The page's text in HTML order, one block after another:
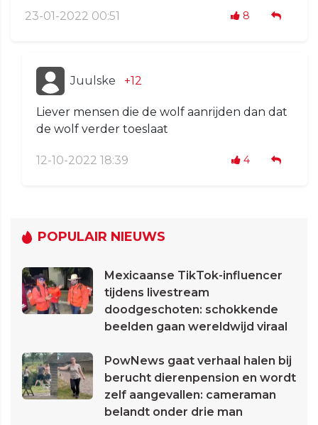
23-01-2022 00:51 8
Juulske +12
Liever mensen die de wolf aanrijden dan dat
de wolf verder toeslaat
12-10-2022 18:39 4
POPULAIR NIEUWS
Mexicaanse TikTok-influencer
tijdens livestream
doodgeschoten: schokkende
beelden gaan wereldwijd viraal
PowNews gaat verhaal halen bij
berucht dierenpension en wordt
zelf aangevallen: cameraman
belandt onder drie man